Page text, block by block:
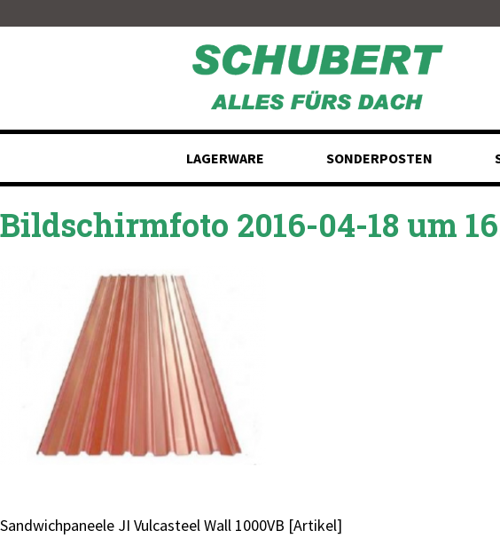
LAGERWARE SONDERPOSTEN
Bildschirmfoto 2016-04-18 um
Beitragsnavigation
Sandwichpaneele JI Vulcasteel Wall 1000VB [Artikel]